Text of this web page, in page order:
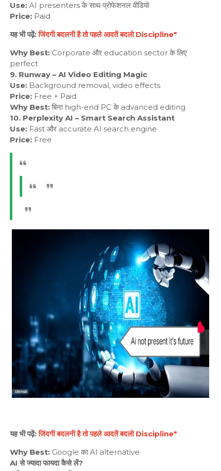
Use: AI presenters के साथ प्रोफेशनल वीडियो
Price: Paid
यह भी पढ़ें: जिंदगी बदलनी है तो पहले आदतें बदलो Discipline"
Why Best: Corporate और education sector के लिए
perfect
9. Runway – AI Video Editing Magic
Use: Background removal, video effects
Price: Free + Paid
Why Best: बिना high-end PC के advanced editing
10. Perplexity AI – Smart Search Assistant
Use: Fast और accurate AI search engine
Price: Free
यह भी पढ़ें: जिंदगी बदलनी है तो पहले आदतें बदलो Discipline"
Why Best: Google का AI alternative
AI से ज्यादा फायदा कैसे लें?